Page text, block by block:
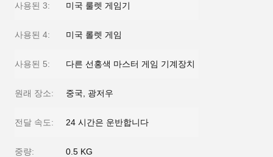
사용된 3: 미국 룰렛 게임기
사용된 4: 미국 롤렛 게임
사용된 5: 다른 선홍색 마스터 게임 기계장치
원래 장소: 중국, 광저우
전달 속도: 24 시간은 운반합니다
중량: 0.5 KG